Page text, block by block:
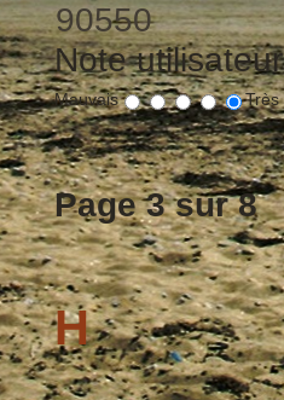
90550
Note
Mauvais
Page 3 sur 8
H